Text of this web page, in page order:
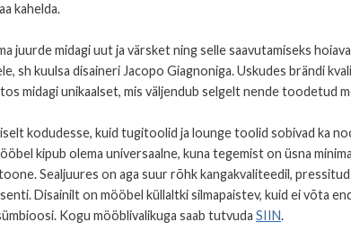
kahelda.
juurde midagi uut ja värsket ning selle saavutamiseks
sh kuulsa disaineri Jacopo Giagnoniga. Uskudes brändi
midagi unikaalset, mis väljendub selgelt nende toodetud
kodudesse, kuid tugitoolid ja lounge toolid sobivad ka
kipub olema universaalne, kuna tegemist on üsna
Sealjuures on aga suur rõhk kangakvaliteedil,
Disainilt on mööbel küllaltki silmapaistev, kuid ei võta
Kogu mööblivalikuga saab tutvuda SIIN.